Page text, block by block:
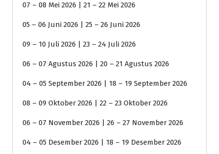
07 – 08 Mei 2026 | 21 – 22 Mei 2026
05 – 06 Juni 2026 | 25 – 26 Juni 2026
09 – 10 Juli 2026 | 23 – 24 Juli 2026
06 – 07 Agustus 2026 | 20 – 21 Agustus 2026
04 – 05 September 2026 | 18 – 19 September 2026
08 – 09 Oktober 2026 | 22 – 23 Oktober 2026
06 – 07 November 2026 | 26 – 27 November 2026
04 – 05 Desember 2026 | 18 – 19 Desember 2026